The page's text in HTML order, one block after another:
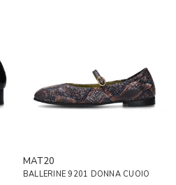
MAT20
BALLERINE 9201 DONNA CUOIO